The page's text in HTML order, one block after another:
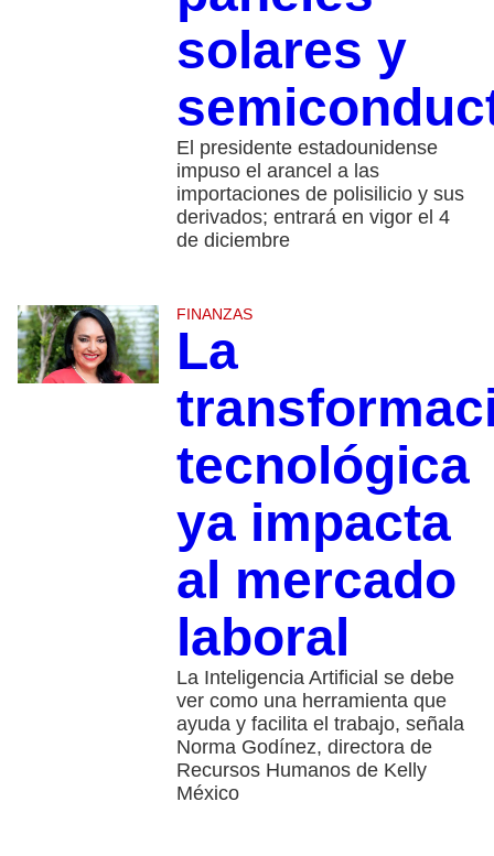
solares y
El presidente estadounidense
impuso el arancel a las
importaciones de polisilicio y sus
derivados; entrará en vigor el 4
de diciembre
FINANZAS
La
tecnológica
ya impacta
al mercado
laboral
La Inteligencia Artificial se debe
ver como una herramienta que
ayuda y facilita el trabajo, señala
Norma Godínez, directora de
Recursos Humanos de Kelly
México